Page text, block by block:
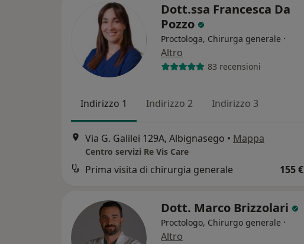
Dott.ssa Francesca Da
Pozzo
Proctologa, Chirurga generale ·
Altro
83 recensioni
Indirizzo 1 Indirizzo 2 Indirizzo 3
Via G. Galilei 129A, Albignasego • Mappa
Centro servizi Re Vis Care
Prima visita di chirurgia generale 155 €
Dott. Marco Brizzolari
Proctologo, Chirurgo generale ·
Altro